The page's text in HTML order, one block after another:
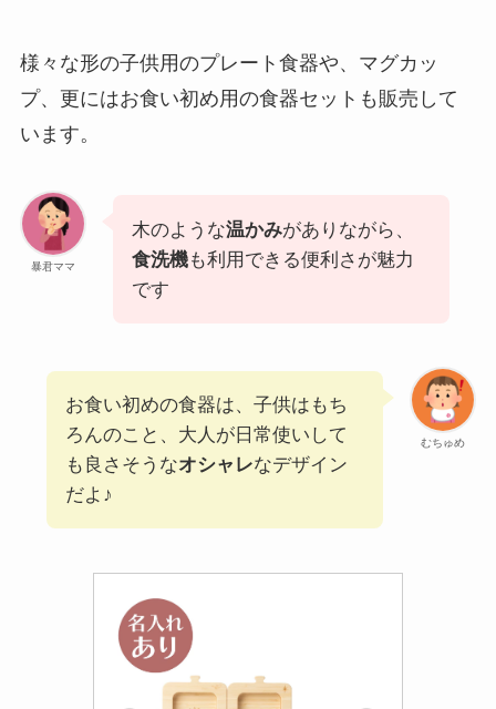
様々な形の子供用のプレート食器や、マグカッ
プ、更にはお食い初め用の食器セットも販売して
います。
暴君ママ
木のような温かみがありながら、
食洗機も利用できる便利さが魅力
です
むちゅめ
お食い初めの食器は、子供はもち
ろんのこと、大人が日常使いして
も良さそうなオシャレなデザイン
だよ♪